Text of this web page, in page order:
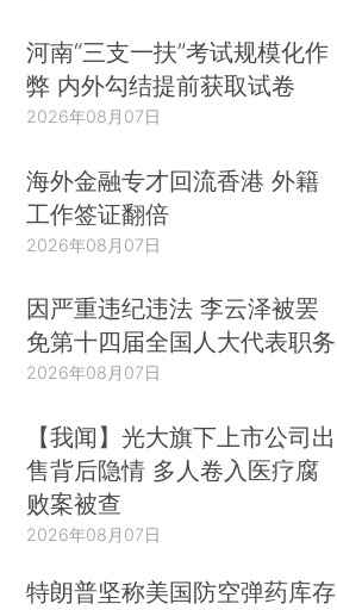
河南“三支一扶”考试规模化作
弊 内外勾结提前获取试卷
2026年08月07日
海外金融专才回流香港 外籍
工作签证翻倍
2026年08月07日
因严重违纪违法 李云泽被罢
免第十四届全国人大代表职务
2026年08月07日
【我闻】光大旗下上市公司出
售背后隐情 多人卷入医疗腐
败案被查
2026年08月07日
特朗普坚称美国防空弹药库存